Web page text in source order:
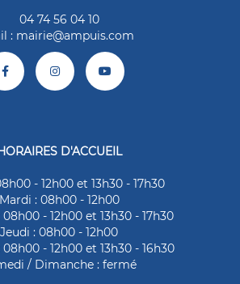
04 74 56 04 10
: mairie@ampuis.com
D'ACCUEIL
- 12h00 et 13h30 - 17h30
Mardi : 08h00 - 12h00
- 12h00 et 13h30 - 17h30
Jeudi : 08h00 - 12h00
- 12h00 et 13h30 - 16h30
/ Dimanche : fermé